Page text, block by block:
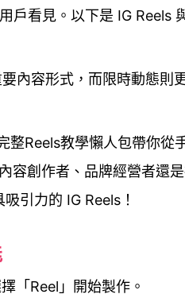
戶看見。以下是 IG Reels
內容形式，而限時動態則
整Reels教學懶人包帶你從
容創作者、品牌經營者還
引力的 IG Reels！
「Reel」開始製作。